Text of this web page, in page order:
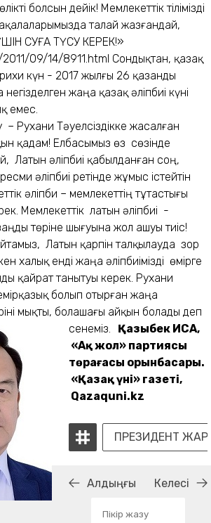
болсын дейік! Мемлекеттік тілімізді
талай жазғандай,
СУҒА ТҮСУ КЕРЕК!»
09/14/8911.html Сондықтан, қазақ
күн - 2017 жылғы 26 қазанды
жаңа қазақ әліпбиі күні
емес.
– Рухани Тәуелсіздікке жасалған
қадам! Елбасымыз өз сөзінде
Латын әліпбиі қабылданған соң,
ресми әліпбиі ретінде жұмыс істейтін
әліпби – мемлекеттің тұтастығы
Мемлекеттік латын әліпбиі -
төріне шығуына жол ашуы тиіс!
Латын қарпін талқылауда зор
халық енді жаңа әліпбиімізді өмірге
қайрат танытуы керек. Рухани
болып отырған жаңа
мықты, болашағы айқын болады деп
сенеміз.
Қазыбек ИСА,
«Ақ жол» партиясы
төрағасы орынбасары.
«Қазақ үні» газеті,
Qazaquni.kz
ПРЕЗИДЕНТ
Алдыңғы Келесі